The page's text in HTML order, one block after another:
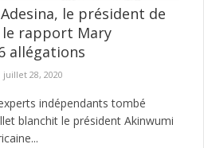
le président de
le rapport Mary
allégations
juillet 28, 2020
indépendants tombé
blanchit le président Akinwumi